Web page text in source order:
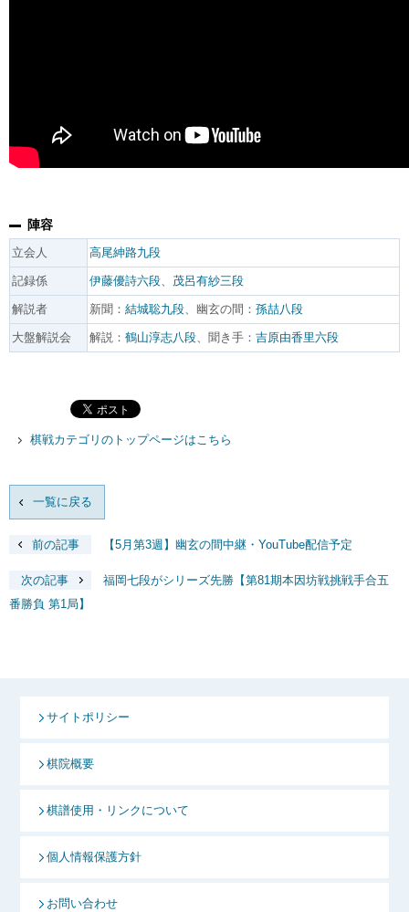
陣容
立会人
高尾紳路九段
記録係 伊藤優詩六段、 茂呂有紗三段
解説者 新聞： 結城聡九段、幽玄の間： 孫喆八段
大盤解説会 解説： 鶴山淳志八段、聞き手： 吉原由香里六段
棋戦カテゴリのトップページはこちら
一覧に戻る
前の記事 【5月第3週】幽玄の間中継・YouTube配信予定
次の記事
福岡七段がシリーズ先勝【第81期本因坊戦挑戦手合五
番勝負 第1局】
サイトポリシー
棋院概要
棋譜使用・リンクについて
個人情報保護方針
お問い合わせ